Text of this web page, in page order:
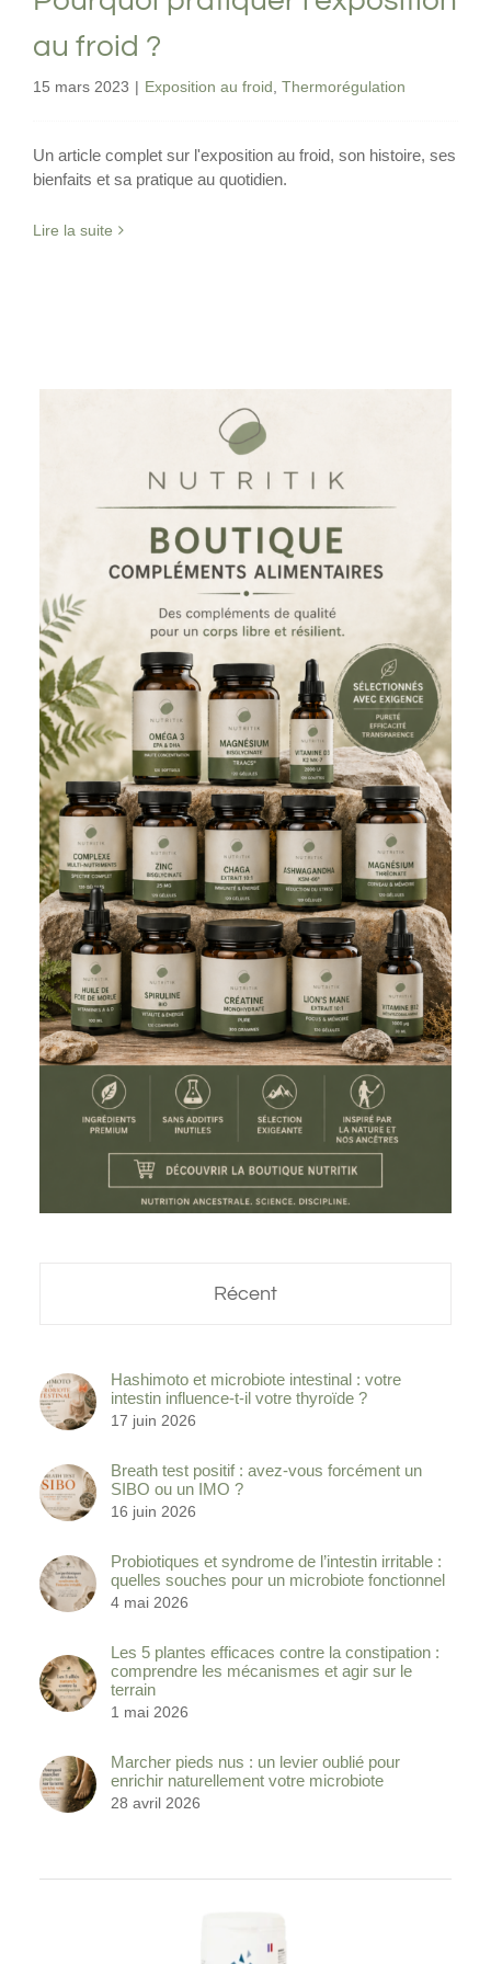
au froid ?
15 mars 2023 | Exposition au froid Thermorégulation
Un article complet sur l'exposition au froid, son histoire, ses
bienfaits et sa pratique au quotidien.
Lire la suite
Récent
Hashimoto et microbiote intestinal : votre
intestin influence-t-il votre thyroïde ?
17 juin 2026
Breath test positif : avez-vous forcément un
SIBO ou un IMO ?
16 juin 2026
Probiotiques et syndrome de l’intestin irritable :
quelles souches pour un microbiote fonctionnel
4 mai 2026
Les 5 plantes efficaces contre la constipation :
comprendre les mécanismes et agir sur le
terrain
1 mai 2026
Marcher pieds nus : un levier oublié pour
enrichir naturellement votre microbiote
28 avril 2026